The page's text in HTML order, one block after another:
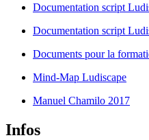
Documentation script
Documentation script
Documents pour la
Mind-Map Ludiscape
Manuel Chamilo 2017
Infos